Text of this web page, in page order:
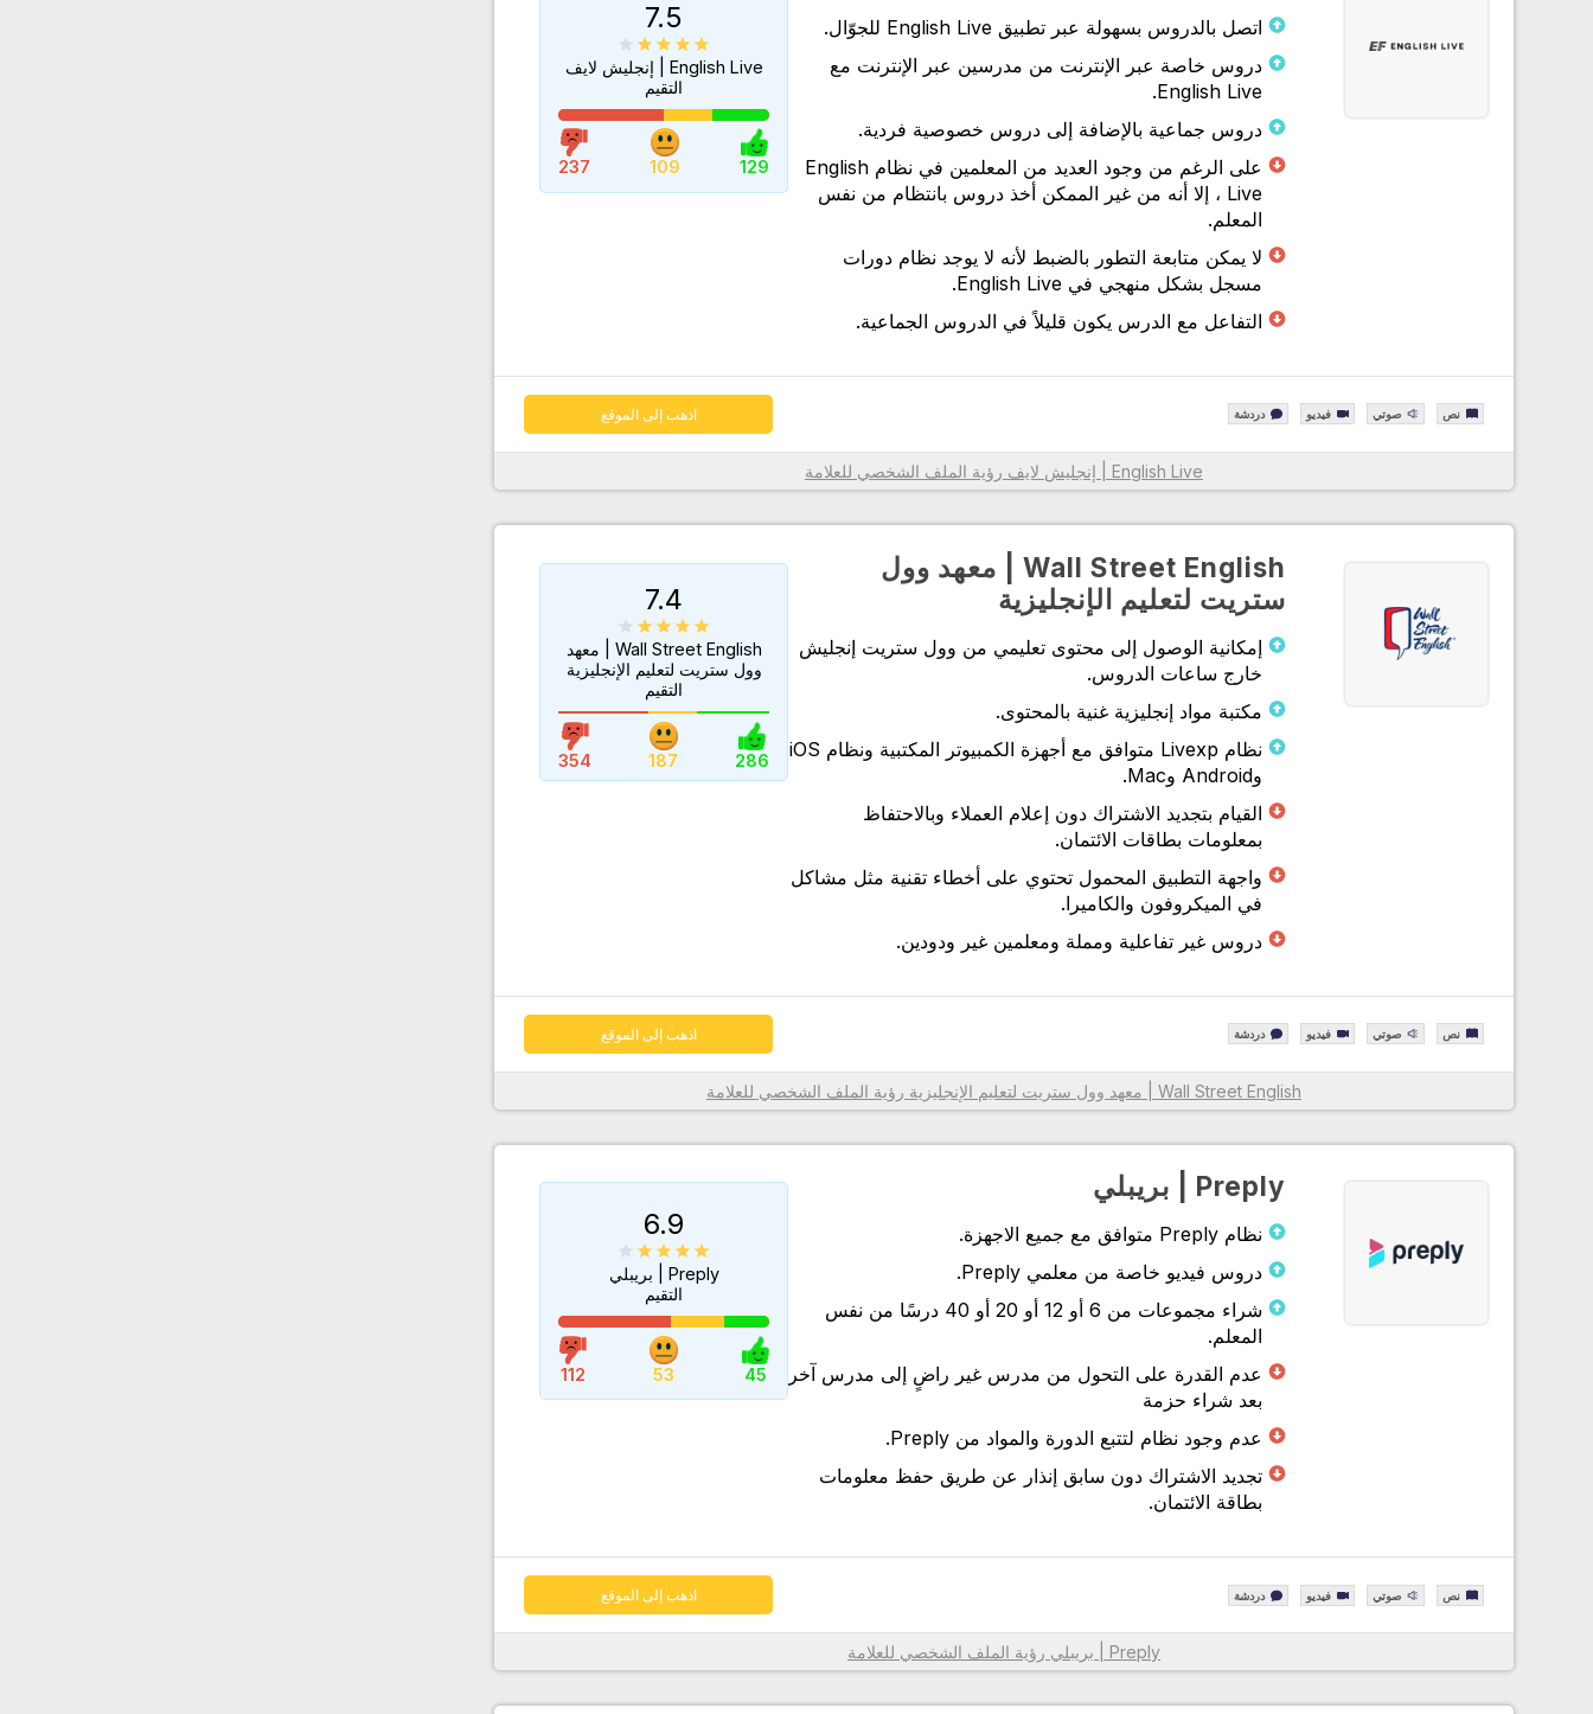
اذهب إلى الموقع
اتصل بالدروس بسهولة عبر تطبيق English Live للجوّال.
دروس خاصة عبر الإنترنت من مدرسين عبر الإنترنت مع
English Live.
دروس جماعية بالإضافة إلى دروس خصوصية فردية.
على الرغم من وجود العديد من المعلمين في نظام English
Live ، إلا أنه من غير الممكن أخذ دروس بانتظام من نفس
المعلم.
لا يمكن متابعة التطور بالضبط لأنه لا يوجد نظام دورات
مسجل بشكل منهجي في English Live.
التفاعل مع الدرس يكون قليلاً في الدروس الجماعية.
7.5
English Live | إنجليش لايف
التقيم
129
109
237
نص صوتي فيديو دردشة اذهب إلى الموقع
اذهب إلى الموقع
English Live | إنجليش لايف رؤية الملف الشخصي للعلامة
Wall Street English | معهد وول
ستريت لتعليم الإنجليزية
إمكانية الوصول إلى محتوى تعليمي من وول ستريت إنجليش
خارج ساعات الدروس.
مكتبة مواد إنجليزية غنية بالمحتوى.
نظام Livexp متوافق مع أجهزة الكمبيوتر المكتبية ونظام iOS
وAndroid وMac.
القيام بتجديد الاشتراك دون إعلام العملاء وبالاحتفاظ
بمعلومات بطاقات الائتمان.
واجهة التطبيق المحمول تحتوي على أخطاء تقنية مثل مشاكل
في الميكروفون والكاميرا.
دروس غير تفاعلية ومملة ومعلمين غير ودودين.
7.4
Wall Street English | معهد
وول ستريت لتعليم الإنجليزية
التقيم
286
187
354
نص صوتي فيديو دردشة اذهب إلى الموقع
اذهب إلى الموقع
Wall Street English | معهد وول ستريت لتعليم الإنجليزية رؤية الملف الشخصي للعلامة
Preply | بريبلي
نظام Preply متوافق مع جميع الاجهزة.
دروس فيديو خاصة من معلمي Preply.
شراء مجموعات من 6 أو 12 أو 20 أو 40 درسًا من نفس
المعلم.
عدم القدرة على التحول من مدرس غير راضٍ إلى مدرس آخر
بعد شراء حزمة
عدم وجود نظام لتتبع الدورة والمواد من Preply.
تجديد الاشتراك دون سابق إنذار عن طريق حفظ معلومات
بطاقة الائتمان.
6.9
Preply | بريبلي
التقيم
45
53
112
نص صوتي فيديو دردشة اذهب إلى الموقع
Preply | بريبلي رؤية الملف الشخصي للعلامة